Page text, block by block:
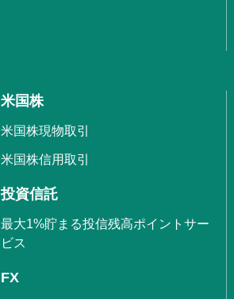
米国株
米国株現物取引
米国株信用取引
投資信託
最大1%貯まる投信残高ポイントサー
ビス
FX